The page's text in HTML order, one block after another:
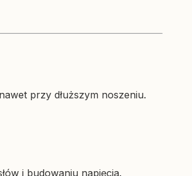
przy dłuższym noszeniu.
i budowaniu napięcia.